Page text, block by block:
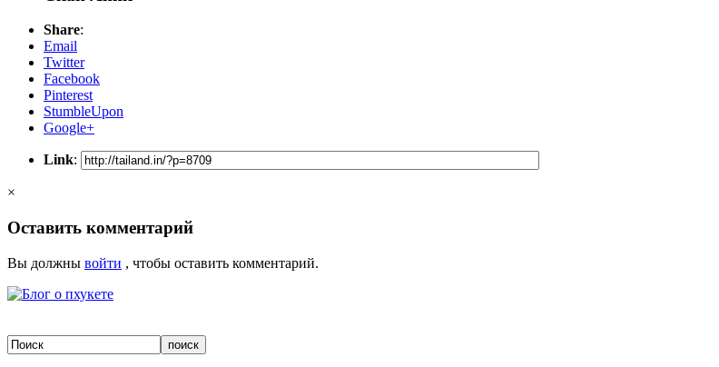
Share:
Email
Twitter
Facebook
Pinterest
StumbleUpon
Google+
Link:
×
Оставить комментарий
Вы должны войти , чтобы оставить комментарий.